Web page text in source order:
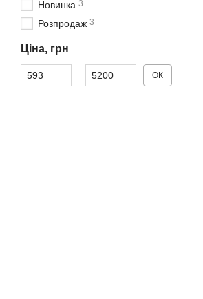
Новинка 3
Розпродаж 3
Ціна, грн
Від Ціна, грн
До Ціна, грн ОК